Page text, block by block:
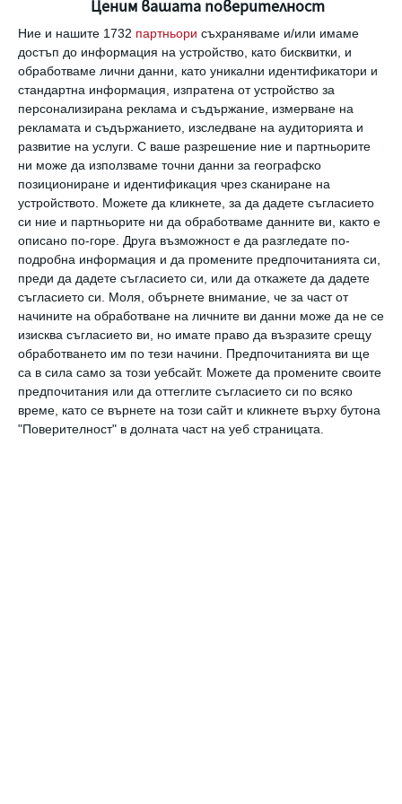
Ценим вашата поверителност
Ние и нашите 1732 партньори съхраняваме и/или имаме
достъп до информация на устройство, като бисквитки, и
обработваме лични данни, като уникални идентификатори и
стандартна информация, изпратена от устройство за
персонализирана реклама и съдържание, измерване на
рекламата и съдържанието, изследване на аудиторията и
развитие на услуги. С ваше разрешение ние и партньорите
ни може да използваме точни данни за географско
позициониране и идентификация чрез сканиране на
устройството. Можете да кликнете, за да дадете съгласието
си ние и партньорите ни да обработваме данните ви, както е
описано по-горе. Друга възможност е да разгледате по-
подробна информация и да промените предпочитанията си,
преди да дадете съгласието си, или да откажете да дадете
съгласието си.
Моля, обърнете внимание, че за част от
начините на обработване на личните ви данни може да не се
изисква съгласието ви, но имате право да възразите срещу
обработването им по тези начини. Предпочитанията ви ще
са в сила само за този уебсайт. Можете да промените своите
предпочитания или да оттеглите съгласието си по всяко
време, като се върнете на този сайт и кликнете върху бутона
"Поверителност" в долната част на уеб страницата.
Коментари
Трябва да сте регистриран потребител за да
напишете коментар
Виж всички коментари
Най нови